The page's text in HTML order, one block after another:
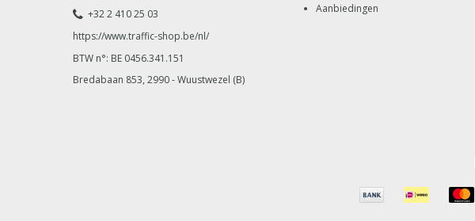
+32 2 410 25 03
https://www.traffic-shop.be/nl/
BTW n°: BE 0456.341.151
Bredabaan 853, 2990 - Wuustwezel (B)
Aanbiedingen